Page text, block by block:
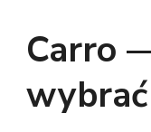
Carro
wybrać